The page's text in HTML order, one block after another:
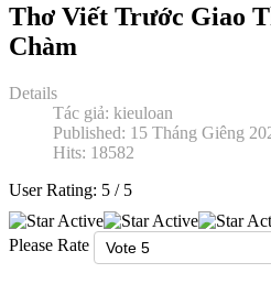
Thơ Viết Trước Giao
Chàm
Details
Tác giả: kieuloan
Published: 15 Tháng Giêng
Hits: 18582
User Rating: 5 / 5
Please Rate